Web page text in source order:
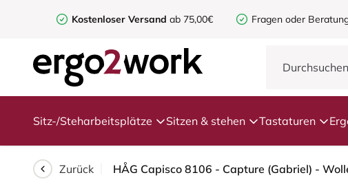
Kostenloser Versand ab 75,00€ Fragen oder
Sitz-/Steharbeitsplätze Sitzen & stehen Tastaturen
Zurück HÅG Capisco 8106 - Capture (Gabriel) -